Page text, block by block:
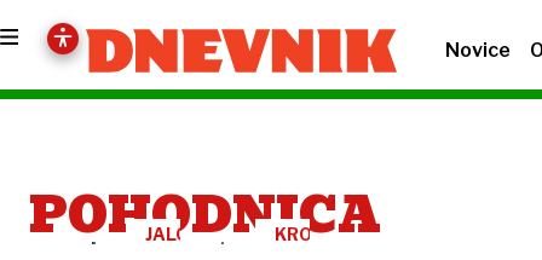
Novice
POHODNICA
JALOVEC KRONIKA